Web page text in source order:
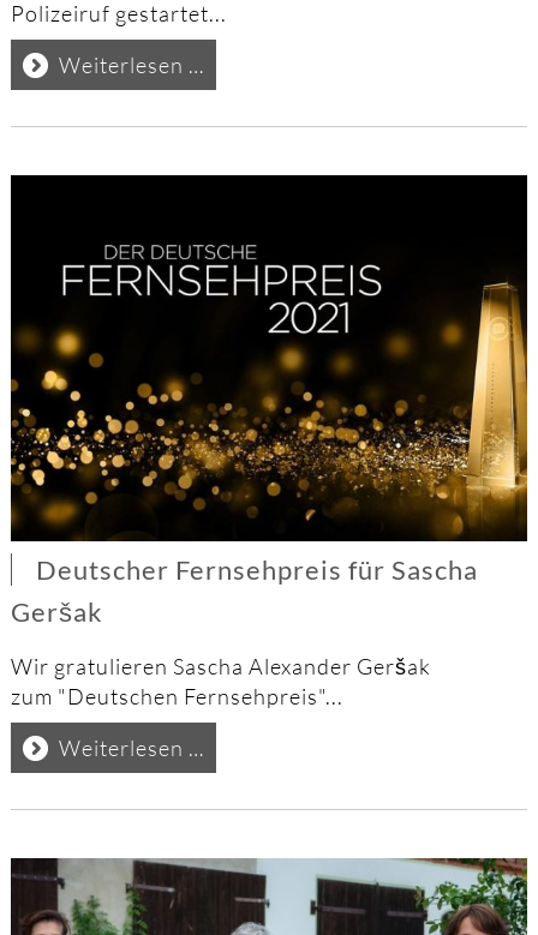
Polizeiruf gestartet...
Weiterlesen …
"Polizeiruf
Magdeburg"
Deutscher Fernsehpreis für Sascha
Geršak
Wir gratulieren Sascha Alexander Geršak
zum "Deutschen Fernsehpreis"...
Weiterlesen …
Fernsehpreis
für
Geršak